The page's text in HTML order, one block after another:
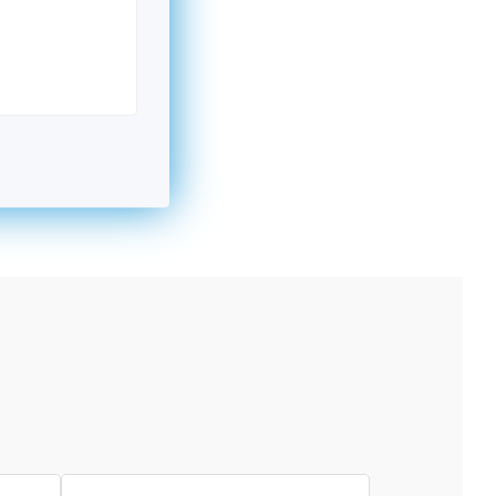
subjekt, komerčný alebo nekomerčný,
agentúra aktívne zapojená a efektívne